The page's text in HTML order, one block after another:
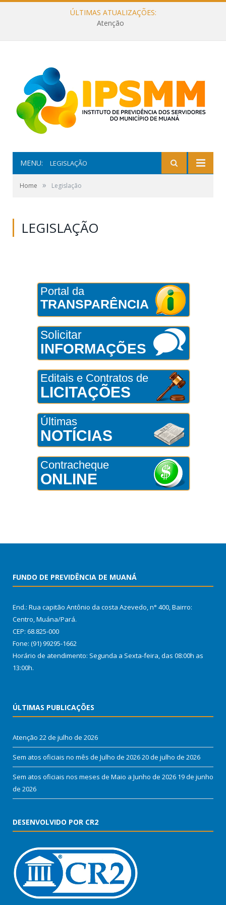
ÚLTIMAS ATUALIZAÇÕES:
Atenção
MENU: LEGISLAÇÃO
Home » Legislação
LEGISLAÇÃO
Portal da
TRANSPARÊNCIA
Solicitar
INFORMAÇÕES
Editais e Contratos de
LICITAÇÕES
Últimas
NOTÍCIAS
Contracheque
ONLINE
FUNDO DE PREVIDÊNCIA DE MUANÁ
End.: Rua capitão Antônio da costa Azevedo, n° 400, Bairro:
Centro, Muána/Pará.
CEP: 68.825-000
Fone: (91) 99295-1662
Horário de atendimento: Segunda a Sexta-feira, das 08:00h as
13:00h.
ÚLTIMAS PUBLICAÇÕES
Atenção 22 de julho de 2026
Sem atos oficiais no mês de Julho de 202620 de julho de 2026
Sem atos oficiais nos meses de Maio a Junho de 2026 19 de junho
de 2026
DESENVOLVIDO POR CR2